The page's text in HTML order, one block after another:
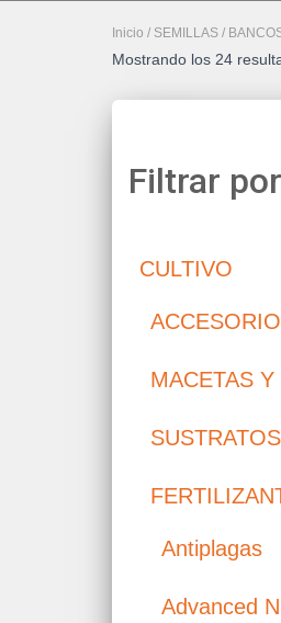
Inicio / SEMILLAS /
Mostrando los 24
Filtrar
CULTIVO
MACETAS
SUSTRATOS
Antiplagas
Advanced